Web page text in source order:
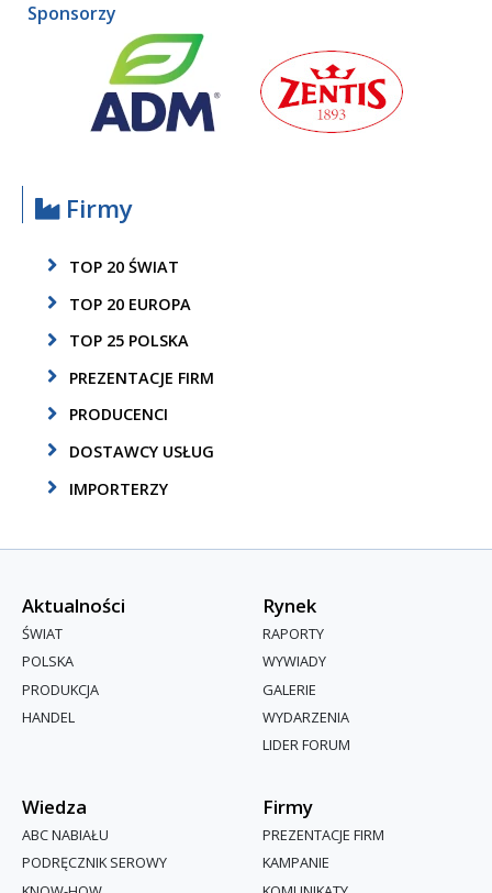
Sponsorzy
Firmy
TOP 20 ŚWIAT
TOP 20 EUROPA
TOP 25 POLSKA
PREZENTACJE FIRM
PRODUCENCI
DOSTAWCY USŁUG
IMPORTERZY
Aktualności
ŚWIAT
POLSKA
PRODUKCJA
HANDEL
Rynek
RAPORTY
WYWIADY
GALERIE
WYDARZENIA
LIDER FORUM
Wiedza
ABC NABIAŁU
PODRĘCZNIK SEROWY
Firmy
PREZENTACJE FIRM
KAMPANIE